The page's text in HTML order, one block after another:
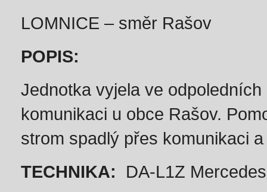
LOMNICE – směr Rašov
POPIS:
Jednotka vyjela ve
komunikaci u obce Rašov.
strom spadlý přes komunikaci
TECHNIKA: DA-L1Z